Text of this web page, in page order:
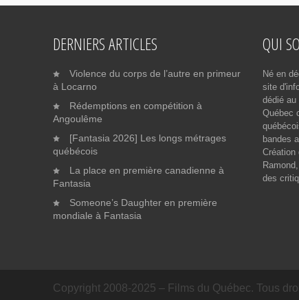
DERNIERS ARTICLES
Violence du corps de l’autre en primeur
à Locarno
Rédemptions en compétition à
Angoulême
[Fantasia 2026] Les longs métrages
québécois
La place en première canadienne à
Fantasia
Someone’s Daughter en première
mondiale à Fantasia
QUI
Né en
site
dédié
Québec
bandes
Création
des
Copyright 2008-2025 – Films du Québec. Tous